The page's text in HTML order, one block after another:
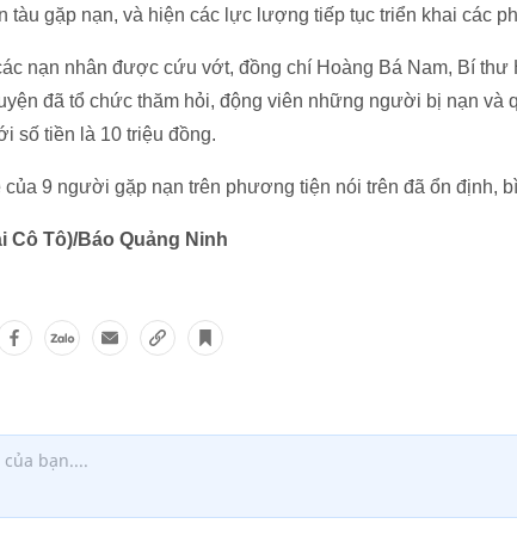
tàu gặp nạn, và hiện các lực lượng tiếp tục triển khai các
nạn nhân được cứu vớt, đồng chí Hoàng Bá Nam, Bí thư
đã tổ chức thăm hỏi, động viên những người bị nạn và
số tiền là 10 triệu đồng.
của 9 người gặp nạn trên phương tiện nói trên đã ổn định,
Cô Tô)/Báo Quảng Ninh